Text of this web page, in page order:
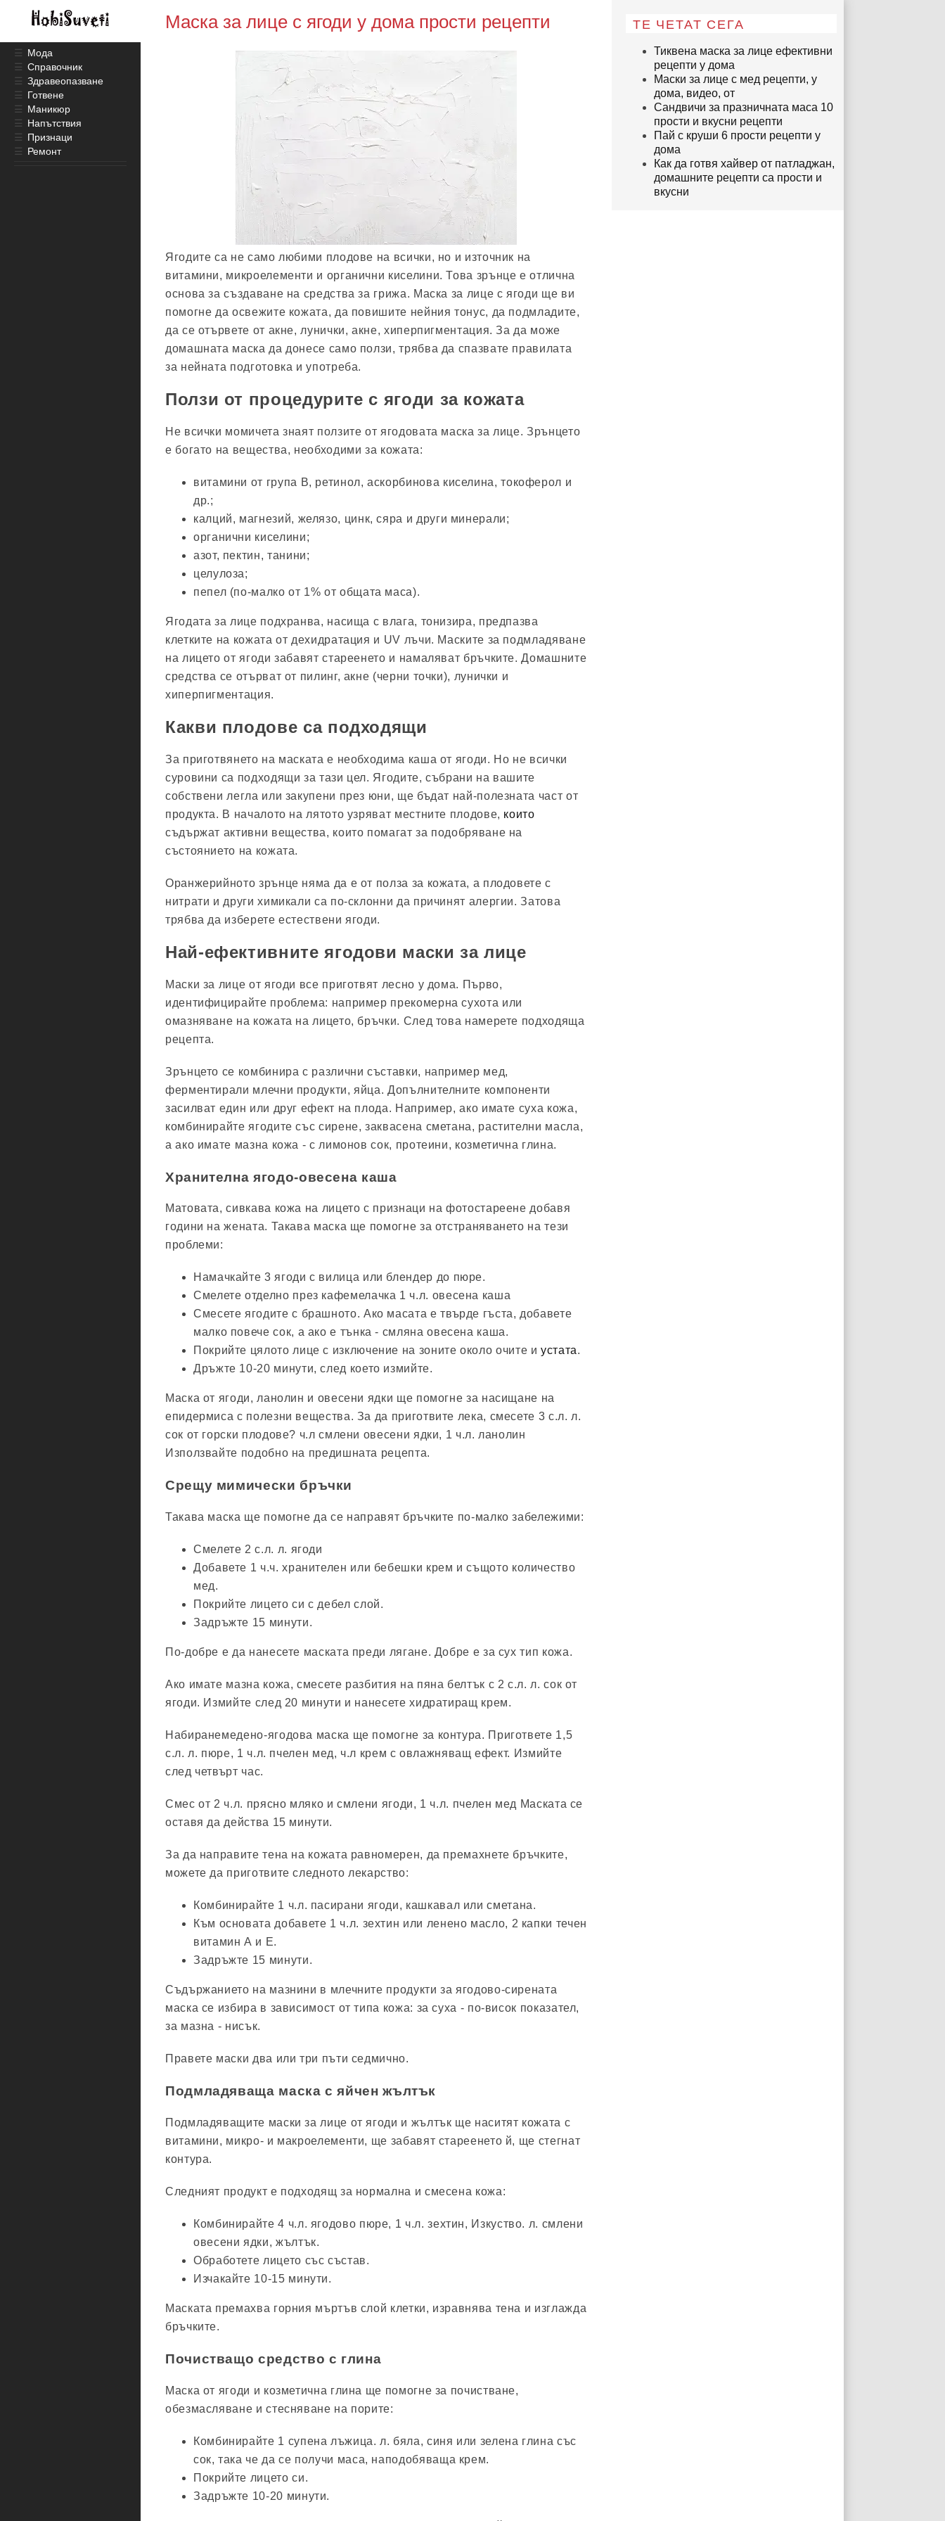
Маска за лице с ягоди у дома прости рецепти
Ягодите са не само любими плодове на всички, но и източник на
витамини, микроелементи и органични киселини. Това зрънце е отлична
основа за създаване на средства за грижа. Маска за лице с ягоди ще ви
помогне да освежите кожата, да повишите нейния тонус, да подмладите,
да се отървете от акне, лунички, акне, хиперпигментация. За да може
домашната маска да донесе само ползи, трябва да спазвате правилата
за нейната подготовка и употреба.
Ползи от процедурите с ягоди за кожата
Не всички момичета знаят ползите от ягодовата маска за лице. Зрънцето
е богато на вещества, необходими за кожата:
витамини от група В, ретинол, аскорбинова киселина, токоферол и
др.;
калций, магнезий, желязо, цинк, сяра и други минерали;
органични киселини;
азот, пектин, танини;
целулоза;
пепел (по-малко от 1% от общата маса).
Ягодата за лице подхранва, насища с влага, тонизира, предпазва
клетките на кожата от дехидратация и UV лъчи. Маските за подмладяване
на лицето от ягоди забавят стареенето и намаляват бръчките. Домашните
средства се отърват от пилинг, акне (черни точки), лунички и
хиперпигментация.
Какви плодове са подходящи
За приготвянето на маската е необходима каша от ягоди. Но не всички
суровини са подходящи за тази цел. Ягодите, събрани на вашите
собствени легла или закупени през юни, ще бъдат най-полезната част от
продукта. В началото на лятото узряват местните плодове, които
съдържат активни вещества, които помагат за подобряване на
състоянието на кожата.
Оранжерийното зрънце няма да е от полза за кожата, а плодовете с
нитрати и други химикали са по-склонни да причинят алергии. Затова
трябва да изберете естествени ягоди.
Най-ефективните ягодови маски за лице
Маски за лице от ягоди все приготвят лесно у дома. Първо,
идентифицирайте проблема: например прекомерна сухота или
омазняване на кожата на лицето, бръчки. След това намерете подходяща
рецепта.
Зрънцето се комбинира с различни съставки, например мед,
ферментирали млечни продукти, яйца. Допълнителните компоненти
засилват един или друг ефект на плода. Например, ако имате суха кожа,
комбинирайте ягодите със сирене, заквасена сметана, растителни масла,
а ако имате мазна кожа - с лимонов сок, протеини, козметична глина.
Хранителна ягодо-овесена каша
Матовата, сивкава кожа на лицето с признаци на фотостареене добавя
години на жената. Такава маска ще помогне за отстраняването на тези
проблеми:
Намачкайте 3 ягоди с вилица или блендер до пюре.
Смелете отделно през кафемелачка 1 ч.л. овесена каша
Смесете ягодите с брашното. Ако масата е твърде гъста, добавете
малко повече сок, а ако е тънка - смляна овесена каша.
Покрийте цялото лице с изключение на зоните около очите иустата.
Дръжте 10-20 минути, след което измийте.
Маска от ягоди, ланолин и овесени ядки ще помогне за насищане на
епидермиса с полезни вещества. За да приготвите лека, смесете 3 с.л. л.
сок от горски плодове? ч.л смлени овесени ядки, 1 ч.л. ланолин
Използвайте подобно на предишната рецепта.
Срещу мимически бръчки
Такава маска ще помогне да се направят бръчките по-малко забележими:
Смелете 2 с.л. л. ягоди
Добавете 1 ч.ч. хранителен или бебешки крем и същото количество
мед.
Покрийте лицето си с дебел слой.
Задръжте 15 минути.
По-добре е да нанесете маската преди лягане. Добре е за сух тип кожа.
Ако имате мазна кожа, смесете разбития на пяна белтък с 2 с.л. л. сок от
ягоди. Измийте след 20 минути и нанесете хидратиращ крем.
Набиранемедено-ягодова маска ще помогне за контура. Пригответе 1,5
с.л. л. пюре, 1 ч.л. пчелен мед, ч.л крем с овлажняващ ефект. Измийте
след четвърт час.
Смес от 2 ч.л. прясно мляко и смлени ягоди, 1 ч.л. пчелен мед Маската се
оставя да действа 15 минути.
За да направите тена на кожата равномерен, да премахнете бръчките,
можете да приготвите следното лекарство:
Комбинирайте 1 ч.л. пасирани ягоди, кашкавал или сметана.
Към основата добавете 1 ч.л. зехтин или ленено масло, 2 капки течен
витамин А и Е.
Задръжте 15 минути.
Съдържанието на мазнини в млечните продукти за ягодово-сирената
маска се избира в зависимост от типа кожа: за суха - по-висок показател,
за мазна - нисък.
Правете маски два или три пъти седмично.
Подмладяваща маска с яйчен жълтък
Подмладяващите маски за лице от ягоди и жълтък ще наситят кожата с
витамини, микро- и макроелементи, ще забавят стареенето й, ще стегнат
контура.
Следният продукт е подходящ за нормална и смесена кожа:
Комбинирайте 4 ч.л. ягодово пюре, 1 ч.л. зехтин, Изкуство. л. смлени
овесени ядки, жълтък.
Обработете лицето със състав.
Изчакайте 10-15 минути.
Маската премахва горния мъртъв слой клетки, изравнява тена и изглажда
бръчките.
Почистващо средство с глина
Маска от ягоди и козметична глина ще помогне за почистване,
обезмасляване и стесняване на порите:
Комбинирайте 1 супена лъжица. л. бяла, синя или зелена глина със
сок, така че да се получи маса, наподобяваща крем.
Покрийте лицето си.
Задръжте 10-20 минути.
ТЕ ЧЕТАТ СЕГА
Тиквена маска за лице ефективни
рецепти у дома
Маски за лице с мед рецепти, у
дома, видео, от
Сандвичи за празничната маса 10
прости и вкусни рецепти
Пай с круши 6 прости рецепти у
дома
Как да готвя хайвер от патладжан,
домашните рецепти са прости и
вкусни
☰ Мода
☰ Справочник
☰ Здравеопазване
☰ Готвене
☰ Маникюр
☰ Напътствия
☰ Признаци
☰ Ремонт